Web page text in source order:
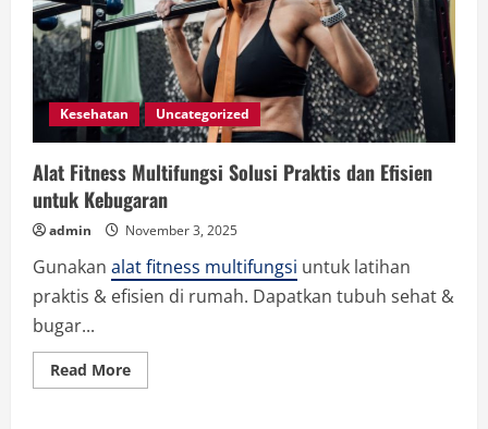
Kesehatan Uncategorized
Alat Fitness Multifungsi Solusi Praktis dan Efisien
untuk Kebugaran
admin November 3, 2025
Gunakan alat fitness multifungsi untuk latihan
praktis & efisien di rumah. Dapatkan tubuh sehat &
bugar...
Read MoreRead
more